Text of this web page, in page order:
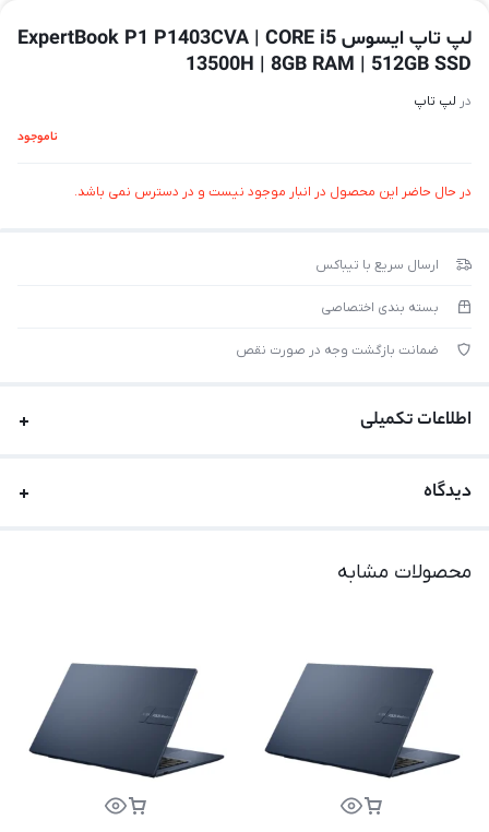
لپ تاپ ایسوس ExpertBook P1 P1403CVA | CORE i5
13500H | 8GB RAM | 512GB SSD
در لپ تاپ
ناموجود
در حال حاضر این محصول در انبار موجود نیست و در دسترس نمی باشد.
ارسال سریع با تیباکس
بسته بندی اختصاصی
ضمانت بازگشت وجه در صورت نقص
اطلاعات تکمیلی
دیدگاه
محصولات مشابه